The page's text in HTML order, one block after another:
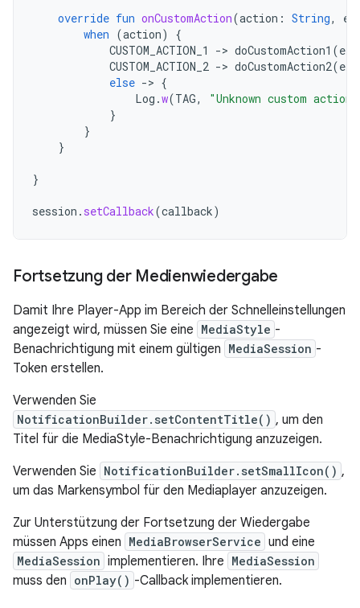
override fun onCustomAction(action : String,
when (action)
{
CUSTOM_ACTION_1
-> doCustomAction1 (
CUSTOM_ACTION_2 -> doCustomAction2(
else -> {
Log .w(TAG, "Unknown custom action
}
}
}
}
session . setCallback(callback)
Fortsetzung der Medienwiedergabe
Damit Ihre Player-App im Bereich der Schnelleinstellungen
angezeigt wird, müssen Sie eine MediaStyle -
Benachrichtigung mit einem gültigen MediaSession -
Token erstellen.
Verwenden Sie
NotificationBuilder.setContentTitle() , um den
Titel für die MediaStyle-Benachrichtigung anzuzeigen.
Verwenden Sie NotificationBuilder.setSmallIcon() ,
um das Markensymbol für den Mediaplayer anzuzeigen.
Zur Unterstützung der Fortsetzung der Wiedergabe
müssen Apps einen MediaBrowserService und eine
MediaSession implementieren. Ihre MediaSession
muss den onPlay() -Callback implementieren.